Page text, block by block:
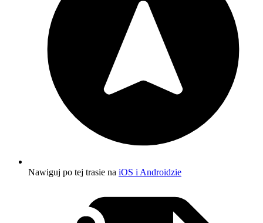
Nawiguj po tej trasie na iOS i Androidzie